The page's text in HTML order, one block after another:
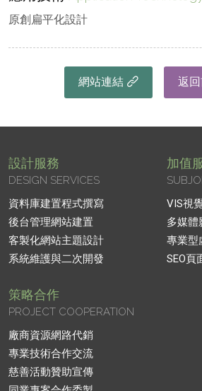
原創扁平化設計
網站連結 返
設計服務
DESIGN SERVICES
資料庫建置程式撰寫
後台管理網站建置
客製化網站主題設計
系統維護與二次開發
加值
VIS視
多媒體
專業型
SEO頁
策略合作
PROJECT COOPERATION
廠商資源網路代銷
專業技術合作交流
慈善活動贊助宣傳